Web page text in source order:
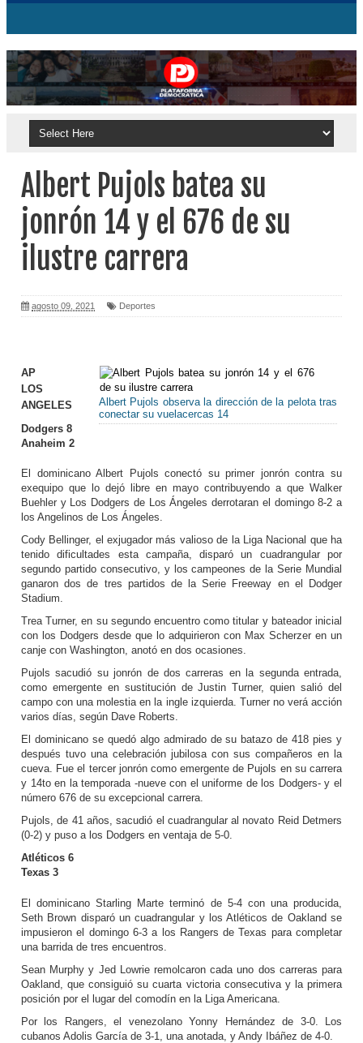
Albert Pujols batea su
jonrón 14 y el 676 de su
ilustre carrera
agosto 09, 2021 Deportes
Albert Pujols observa la dirección de la pelota tras
conectar su vuelacercas 14
AP
LOS
ANGELES
Dodgers 8
Anaheim 2
El dominicano Albert Pujols conectó su primer jonrón contra su
exequipo que lo dejó libre en mayo contribuyendo a que Walker
Buehler y Los Dodgers de Los Ángeles derrotaran el domingo 8-2 a
los Angelinos de Los Ángeles.
Cody Bellinger, el exjugador más valioso de la Liga Nacional que ha
tenido dificultades esta campaña, disparó un cuadrangular por
segundo partido consecutivo, y los campeones de la Serie Mundial
ganaron dos de tres partidos de la Serie Freeway en el Dodger
Stadium.
Trea Turner, en su segundo encuentro como titular y bateador inicial
con los Dodgers desde que lo adquirieron con Max Scherzer en un
canje con Washington, anotó en dos ocasiones.
Pujols sacudió su jonrón de dos carreras en la segunda entrada,
como emergente en sustitución de Justin Turner, quien salió del
campo con una molestia en la ingle izquierda. Turner no verá acción
varios días, según Dave Roberts.
El dominicano se quedó algo admirado de su batazo de 418 pies y
después tuvo una celebración jubilosa con sus compañeros en la
cueva. Fue el tercer jonrón como emergente de Pujols en su carrera
y 14to en la temporada -nueve con el uniforme de los Dodgers- y el
número 676 de su excepcional carrera.
Pujols, de 41 años, sacudió el cuadrangular al novato Reid Detmers
(0-2) y puso a los Dodgers en ventaja de 5-0.
Atléticos 6
Texas 3
El dominicano Starling Marte terminó de 5-4 con una producida,
Seth Brown disparó un cuadrangular y los Atléticos de Oakland se
impusieron el domingo 6-3 a los Rangers de Texas para completar
una barrida de tres encuentros.
Sean Murphy y Jed Lowrie remolcaron cada uno dos carreras para
Oakland, que consiguió su cuarta victoria consecutiva y la primera
posición por el lugar del comodín en la Liga Americana.
Por los Rangers, el venezolano Yonny Hernández de 3-0. Los
cubanos Adolis García de 3-1, una anotada, y Andy Ibáñez de 4-0.